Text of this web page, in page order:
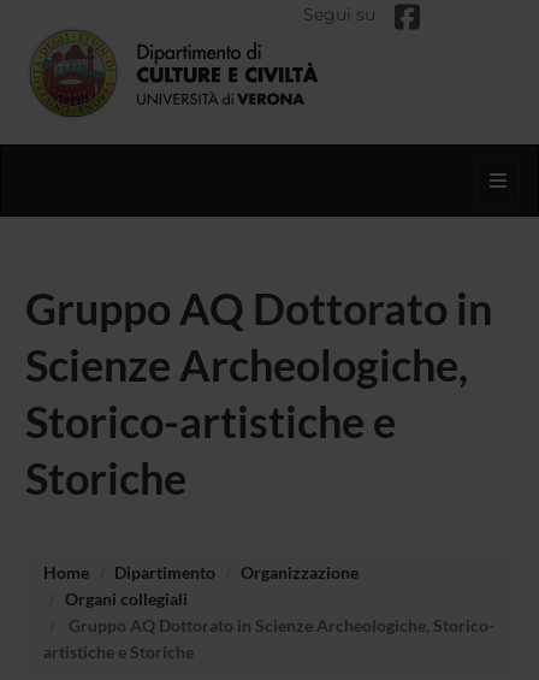
Segui su
Gruppo AQ Dottorato in
Scienze Archeologiche,
Storico-artistiche e
Storiche
Home Dipartimento
Organizzazione
Organi collegiali
Gruppo AQ Dottorato in Scienze Archeologiche, Storico-
artistiche e Storiche